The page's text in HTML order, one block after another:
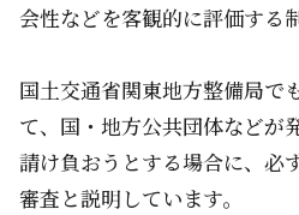
会性などを客観的に評価する
国土交通省関東地方整備局で
て、国・地方公共団体などが
請け負おうとする場合に、必
審査と説明しています。